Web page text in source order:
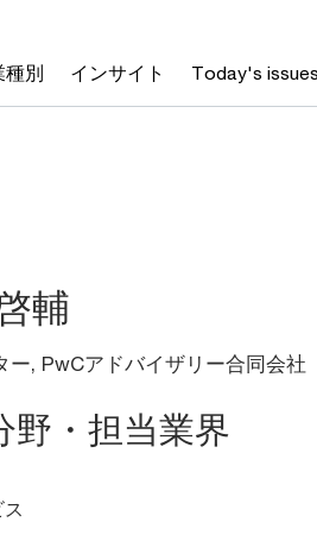
種別 インサイト Today's issues
輔
ー, PwCアドバイザリー合同会社
野・担当業界